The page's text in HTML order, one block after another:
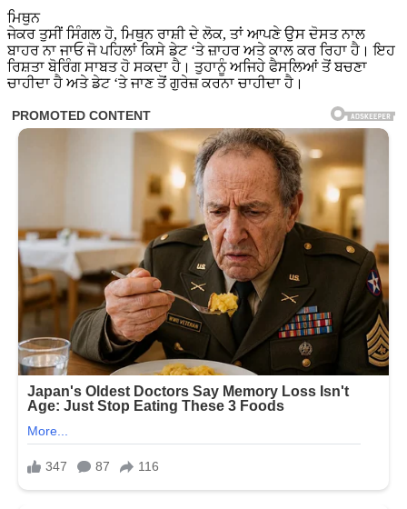
ਮਿਥੁਨ
ਜੇਕਰ ਤੁਸੀਂ ਸਿੰਗਲ ਹੋ, ਮਿਥੁਨ ਰਾਸ਼ੀ ਦੇ ਲੋਕ, ਤਾਂ ਆਪਣੇ ਉਸ ਦੋਸਤ ਨਾਲ
ਬਾਹਰ ਨਾ ਜਾਓ ਜੋ ਪਹਿਲਾਂ ਕਿਸੇ ਡੇਟ ‘ਤੇ ਜ਼ਾਹਰ ਅਤੇ ਕਾਲ ਕਰ ਰਿਹਾ ਹੈ। ਇਹ
ਰਿਸ਼ਤਾ ਬੋਰਿੰਗ ਸਾਬਤ ਹੋ ਸਕਦਾ ਹੈ। ਤੁਹਾਨੂੰ ਅਜਿਹੇ ਫੈਸਲਿਆਂ ਤੋਂ ਬਚਣਾ
ਚਾਹੀਦਾ ਹੈ ਅਤੇ ਡੇਟ ‘ਤੇ ਜਾਣ ਤੋਂ ਗੁਰੇਜ਼ ਕਰਨਾ ਚਾਹੀਦਾ ਹੈ।